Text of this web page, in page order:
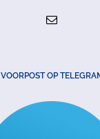
VOORPOST OP